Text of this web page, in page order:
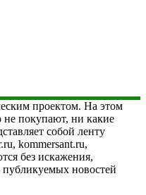
проектом. На этом
не покупают, ни какие
собой ленту
kommersant.ru,
без искажения,
публикуемых новостей